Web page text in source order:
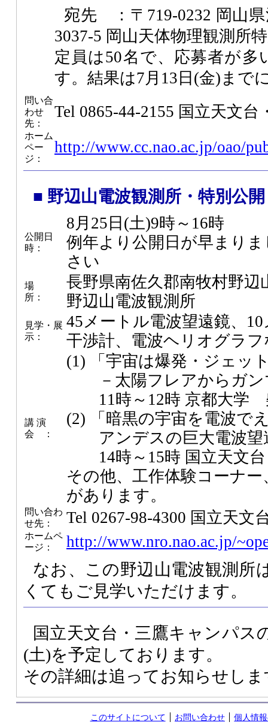
宛先 ：〒719-0232 岡山
3037-5 岡山天体物理観測所
定員は50名で、応募者が
す。結果は7月13日(金)まで
問い合
わせ
先：
Tel 0865-44-2155 国立天文
ホーム
ペー
ジ：
http://www.cc.nao.ac.jp/oao/
■ 野辺山電波観測所・特別公開
公開日
時：
8月25日(土)9時～16時
例年より公開日が早まり
さい
場
所：
長野県南佐久郡南牧村野辺
野辺山電波観測所
見学・展
示：
45メートル電波望遠鏡、
干渉計、電波ヘリオグラ
講 演
会 ：
(1) 「宇宙は爆発・ジェッ
－太陽フレアからガン
11時～12時 京都大学
(2) 「暗黒の宇宙を電波で
アンデスの巨大電波望
14時～15時 国立天文
その他、工作体験コーナ
があります。
問い合わ
せ先：
Tel 0267-98-4300 国立天文
ホームペ
ージ：
http://www.nro.nao.ac.jp/
なお、この野辺山電波観測所
くてもご見学いただけます。
国立天文台・三鷹キャンパス
(土)を予定しております。
その詳細は追ってお知らせしま
このサイトについて お問い合わせ 個人情